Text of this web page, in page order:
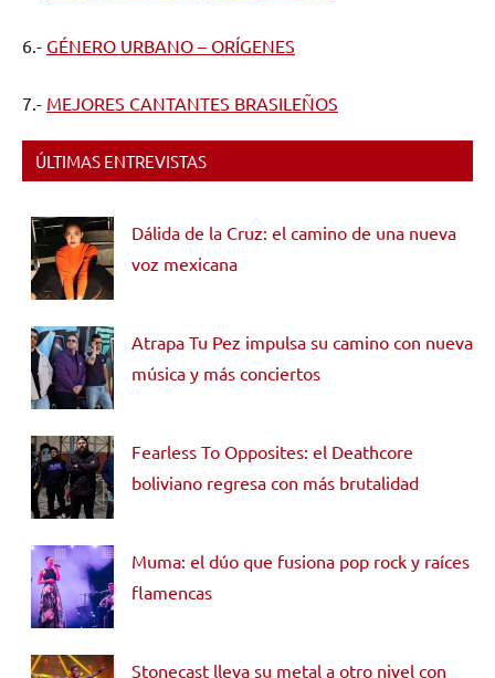
6.- GÉNERO URBANO – ORÍGENES
7.- MEJORES CANTANTES BRASILEÑOS
ÚLTIMAS ENTREVISTAS
Dálida de la Cruz: el camino de una nueva
voz mexicana
Atrapa Tu Pez impulsa su camino con nueva
música y más conciertos
Fearless To Opposites: el Deathcore
boliviano regresa con más brutalidad
Muma: el dúo que fusiona pop rock y raíces
flamencas
Stonecast lleva su metal a otro nivel con